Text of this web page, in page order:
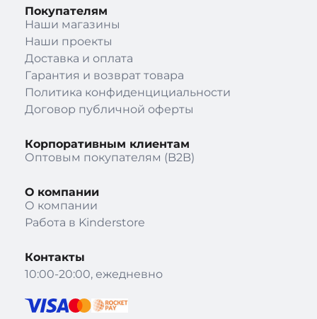
Покупателям
Наши магазины
Наши проекты
Доставка и оплата
Гарантия и возврат товара
Политика конфиденцициальности
Договор публичной оферты
Корпоративным клиентам
Оптовым покупателям (B2B)
О компании
О компании
Работа в Kinderstore
Контакты
10:00-20:00, ежедневно